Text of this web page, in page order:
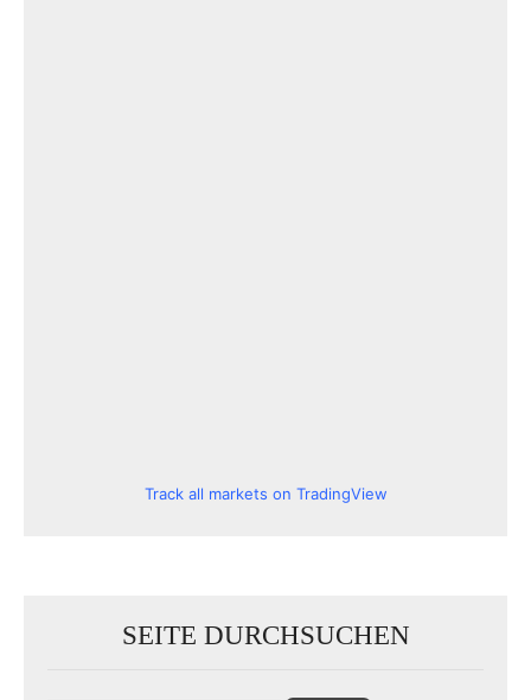
Track all markets on TradingView
SEITE DURCHSUCHEN